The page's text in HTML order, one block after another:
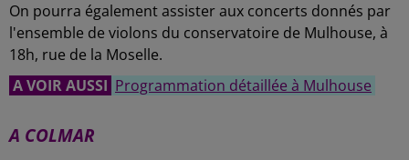
On pourra également assister aux concerts donnés par
l'ensemble de violons du conservatoire de Mulhouse, à
18h, rue de la Moselle.
A VOIR AUSSI Programmation détaillée à Mulhouse
A COLMAR